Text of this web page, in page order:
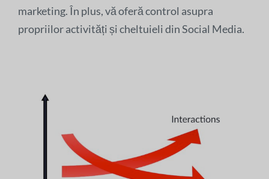
marketing. În plus, vă oferă control asupra
propriilor activități și cheltuieli din Social Media.